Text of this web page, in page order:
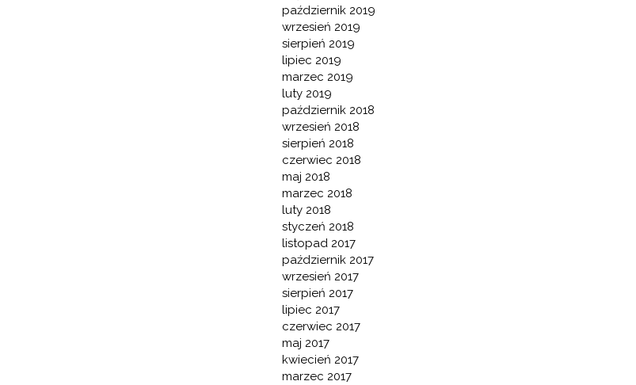
październik 2019
wrzesień 2019
sierpień 2019
lipiec 2019
marzec 2019
luty 2019
październik 2018
wrzesień 2018
sierpień 2018
czerwiec 2018
maj 2018
marzec 2018
luty 2018
styczeń 2018
listopad 2017
październik 2017
wrzesień 2017
sierpień 2017
lipiec 2017
czerwiec 2017
maj 2017
kwiecień 2017
marzec 2017